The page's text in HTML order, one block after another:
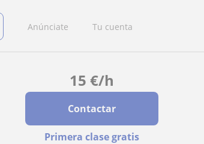
Anúnciate Tu cuenta
15 €/h
Contactar
Primera clase gratis